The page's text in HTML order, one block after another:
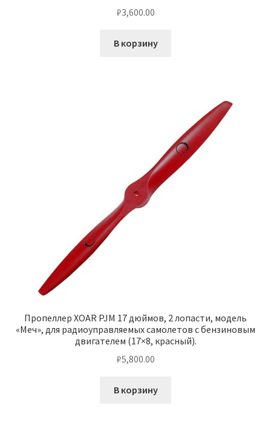
₽3,600.00
В корзину
Пропеллер XOAR PJM 17 дюймов, 2 лопасти, модель
«Меч», для радиоуправляемых самолетов с бензиновым
двигателем (17×8, красный).
₽5,800.00
В корзину